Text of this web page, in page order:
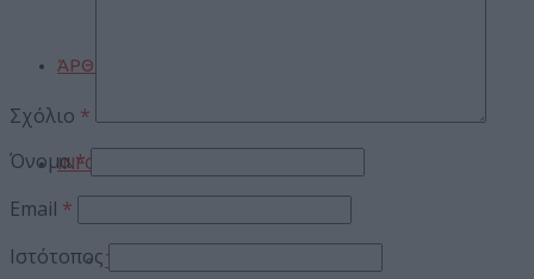
ΆΡΘΡΑ
INFO
Τουρισμός
Σχόλιο *
Όνομα*
Email *
Ιστότοπος